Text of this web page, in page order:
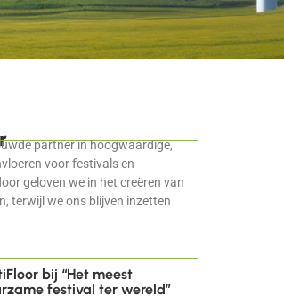
partner in hoogwaardige,
voor festivals en
geloven we in het creëren van
terwijl we ons blijven inzetten
bij “Het meest
festival ter wereld”